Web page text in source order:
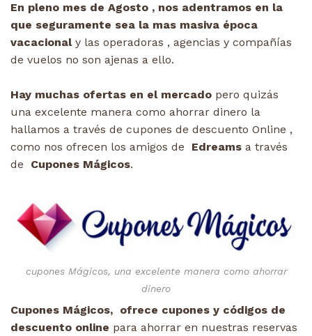
En pleno mes de Agosto , nos adentramos en la
que seguramente sea la mas masiva época
vacacionaly las operadoras , agencias y compañías
de vuelos no son ajenas a ello.
Hay muchas ofertas en el mercado pero quizás
una excelente manera como ahorrar dinero la
hallamos a través de cupones de descuento Online ,
como nos ofrecen los amigos de Edreams a través
de Cupones Mágicos.
cupones Mágicos, una excelente manera como ahorrar
dinero
Cupones Mágicos, ofrece cupones y códigos de
descuento online para ahorrar en nuestras reservas